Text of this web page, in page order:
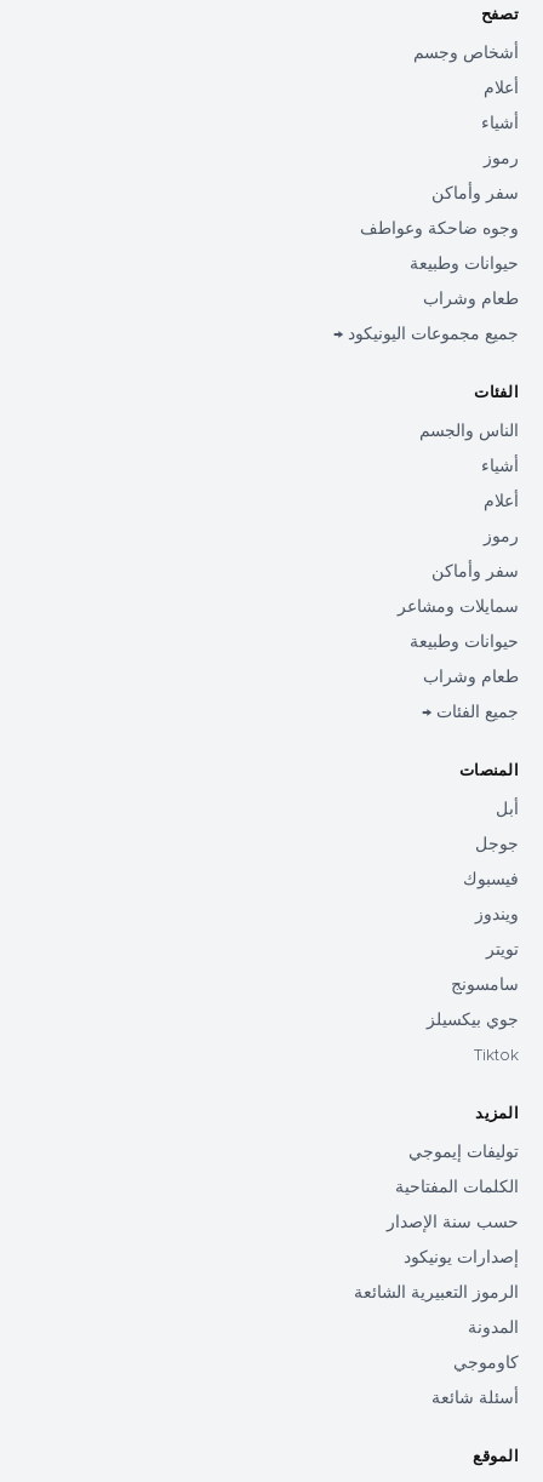
تصفح
أشخاص وجسم
أعلام
أشياء
رموز
سفر وأماكن
وجوه ضاحكة وعواطف
حيوانات وطبيعة
طعام وشراب
جميع مجموعات اليونيكود →
الفئات
الناس والجسم
أشياء
أعلام
رموز
سفر وأماكن
سمايلات ومشاعر
حيوانات وطبيعة
طعام وشراب
جميع الفئات →
المنصات
أبل
جوجل
فيسبوك
ويندوز
تويتر
سامسونج
جوي بيكسيلز
Tiktok
المزيد
توليفات إيموجي
الكلمات المفتاحية
حسب سنة الإصدار
إصدارات يونيكود
الرموز التعبيرية الشائعة
المدونة
كاوموجي
أسئلة شائعة
الموقع